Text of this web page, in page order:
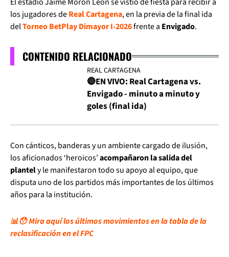
los jugadores deReal Cartagena, en la previa de la final ida
delTorneo BetPlay Dimayor I-2026frente a Envigado.
CONTENIDO RELACIONADO
REAL CARTAGENA
🔴EN VIVO: Real Cartagena vs.
Envigado - minuto a minuto y
goles (final ida)
Con cánticos, banderas y un ambiente cargado de ilusión,
los aficionados ‘heroicos’acompañaron la salida del
plantely le manifestaron todo su apoyo al equipo, que
disputa uno de los partidos más importantes de los últimos
años para la institución.
📊😯 Mira aquí los últimos movimientos en la tabla de la
reclasificación en el FPC